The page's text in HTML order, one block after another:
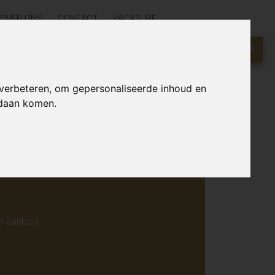
om gepersonaliseerde inhoud en
komen.
OVER ONS CONTACT VACATURE
KLIK HIER
online.
aanbod.